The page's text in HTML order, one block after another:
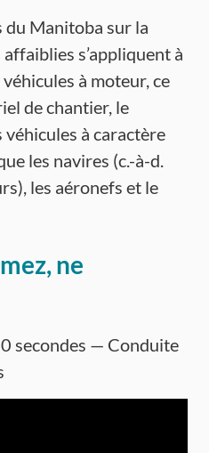
du Manitoba sur la
s’appliquent à
à moteur, ce
de chantier, le
à caractère
les navires (c.-à-d.
les aéronefs et le
ne
secondes — Conduite